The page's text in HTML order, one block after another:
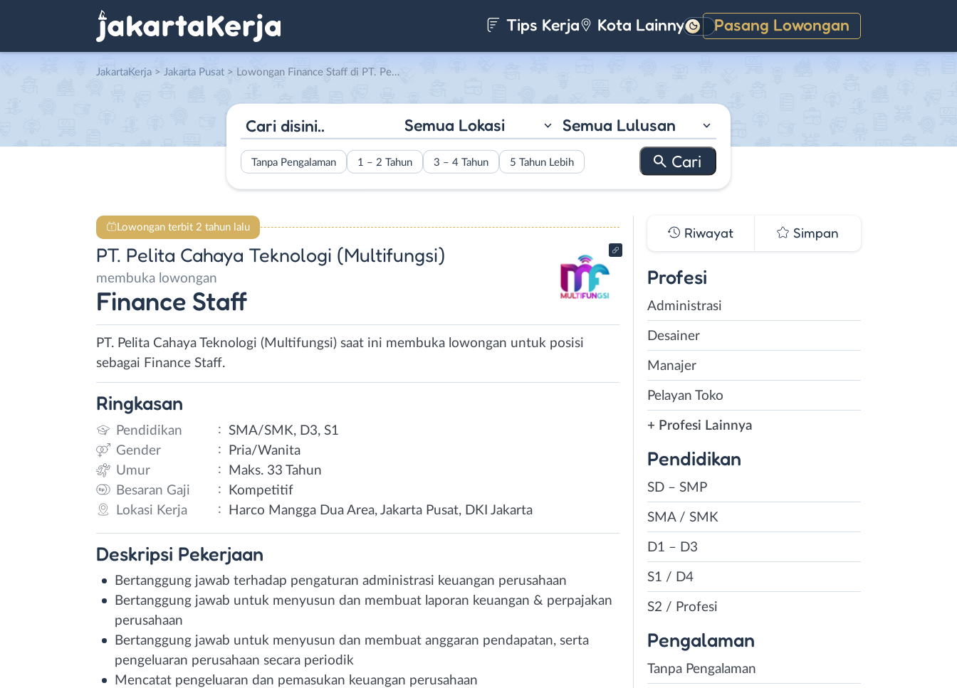
Tips Kerja Kota Lainnya Pasang Lowongan
Gelap
JakartaKerja > Jakarta Pusat > Lowongan Finance Staff di PT. Pelita Cahaya Teknologi (Multifungsi)
Semua Lokasi Semua Lulusan
Tanpa Pengalaman 1 – 2 Tahun 3 – 4 Tahun 5 Tahun Lebih
Lowongan terbit 2 tahun lalu
PT. Pelita Cahaya Teknologi (Multifungsi)
membuka lowongan
Finance Staff
PT. Pelita Cahaya Teknologi (Multifungsi) saat ini membuka lowongan untuk posisi
sebagai Finance Staff.
Ringkasan
Pendidikan : SMA/SMK, D3, S1
Gender
:
Pria/Wanita
Umur
:
Maks. 33 Tahun
Besaran Gaji
:
Kompetitif
Lokasi Kerja
: Harco Mangga Dua Area, Jakarta Pusat, DKI Jakarta
Deskripsi Pekerjaan
Bertanggung jawab terhadap pengaturan administrasi keuangan perusahaan
Bertanggung jawab untuk menyusun dan membuat laporan keuangan & perpajakan
perusahaan
Bertanggung jawab untuk menyusun dan membuat anggaran pendapatan, serta
pengeluaran perusahaan secara periodik
Mencatat pengeluaran dan pemasukan keuangan perusahaan
Riwayat Simpan
Profesi
Administrasi
Desainer
Manajer
Pelayan Toko
+ Profesi Lainnya
Pendidikan
SD – SMP
SMA / SMK
D1 – D3
S1 / D4
S2 / Profesi
Pengalaman
Tanpa Pengalaman